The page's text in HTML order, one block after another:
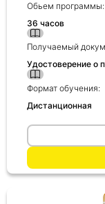
Обьем программы:
36 часов
Получаемый
Удостоверение о
Формат обучения:
Дистанционная